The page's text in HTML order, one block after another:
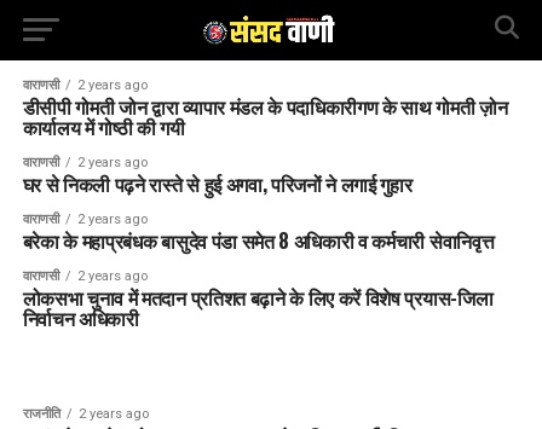
वाराणसी 2 years ago
डीसीपी गोमती जोन द्वारा व्यापार मंडल के पदाधिकारीगण के साथ गोमती ज़ोन
कार्यालय में गोष्ठी की गयी
वाराणसी 2 years ago
घर से निकली पढ़ने रास्ते से हुई अगवा, परिजनों ने लगाई गुहार
वाराणसी 2 years ago
बरेका के महाप्रबंधक बासुदेव पंडा समेत 8 अधिकारी व कर्मचारी सेवानिवृत्त
वाराणसी 2 years ago
लोकसभा चुनाव में मतदान प्रतिशत बढ़ाने के लिए करें विशेष प्रयास-जिला
निर्वाचन अधिकारी
राजनीति 2 years ago